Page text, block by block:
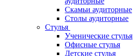
Скамьи аудиторные
Столы аудиторные
Стулья
Ученические стулья
Офисные стулья
Детские стулья